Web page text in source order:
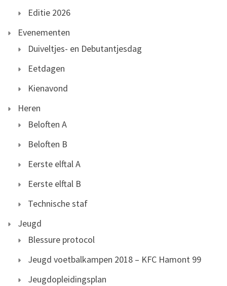
Editie 2026
Evenementen
Duiveltjes- en Debutantjesdag
Eetdagen
Kienavond
Heren
Beloften A
Beloften B
Eerste elftal A
Eerste elftal B
Technische staf
Jeugd
Blessure protocol
Jeugd voetbalkampen 2018 – KFC Hamont 99
Jeugdopleidingsplan